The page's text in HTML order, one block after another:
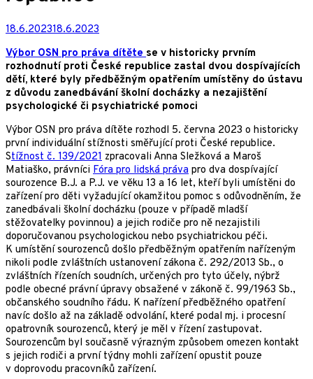
18.6.202318.6.2023
Výbor OSN pro práva dítětese v historicky prvním
rozhodnutí proti České republice zastal dvou dospívajících
dětí, které byly předběžným opatřením umístěny do ústavu
z důvodu zanedbávání školní docházky a nezajištění
psychologické či psychiatrické pomoci
Výbor OSN pro práva dítěte rozhodl 5. června 2023 o historicky
první individuální stížnosti směřující proti České republice.
Stížnost č. 139/2021 zpracovali Anna Sležková a Maroš
Matiaško, právníci Fóra pro lidská práva pro dva dospívající
sourozence B.J. a P.J. ve věku 13 a 16 let, kteří byli umístěni do
zařízení pro děti vyžadující okamžitou pomoc s odůvodněním, že
zanedbávali školní docházku (pouze v případě mladší
stěžovatelky povinnou) a jejich rodiče pro ně nezajistili
doporučovanou psychologickou nebo psychiatrickou péči.
K umístění sourozenců došlo předběžným opatřením nařízeným
nikoli podle zvláštních ustanovení zákona č. 292/2013 Sb., o
zvláštních řízeních soudních, určených pro tyto účely, nýbrž
podle obecné právní úpravy obsažené v zákoně č. 99/1963 Sb.,
občanského soudního řádu. K nařízení předběžného opatření
navíc došlo až na základě odvolání, které podal mj. i procesní
opatrovník sourozenců, který je měl v řízení zastupovat.
Sourozencům byl současně výrazným způsobem omezen kontakt
s jejich rodiči a první týdny mohli zařízení opustit pouze
v doprovodu pracovníků zařízení.